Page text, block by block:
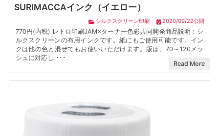
SURIMACCAインク（イエロー）
シルクスクリーン印刷 2020/09/22公開
770円(内税) レトロ印刷JAM×ターナー色彩共同開発商品説明：シ
ルクスクリーンの布用インクです。紙にもご使用可能です。イン
クは他の色と混ぜてもお使いいただけます。版は、70～120メッ
シュに対応し ･･･
Read More